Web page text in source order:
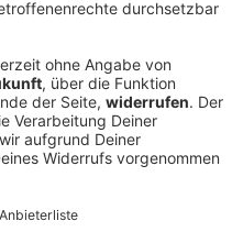
Land ist noch nicht
nun überlegen.